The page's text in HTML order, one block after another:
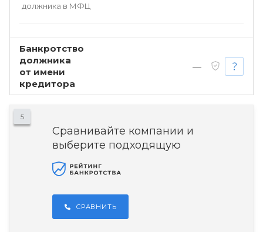
должника в МФЦ
Банкротство
должника
от имени
кредитора
—
5
Сравнивайте компании и
выберите подходящую
СРАВНИТЬ